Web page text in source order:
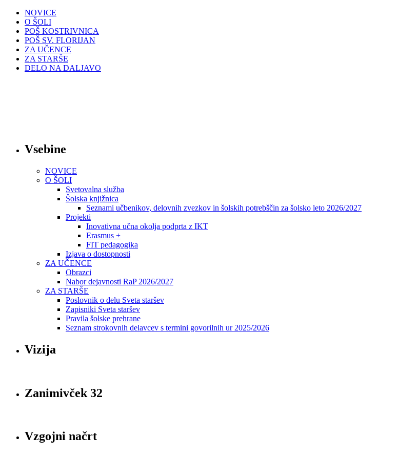
NOVICE
O ŠOLI
POŠ KOSTRIVNICA
POŠ SV. FLORIJAN
ZA UČENCE
ZA STARŠE
DELO NA DALJAVO
Vsebine
NOVICE
O ŠOLI
Svetovalna služba
Šolska knjižnica
Seznami učbenikov, delovnih zvezkov in šolskih potrebščin za šolsko leto 2026/2027
Projekti
Inovativna učna okolja podprta z IKT
Erasmus +
FIT pedagogika
Izjava o dostopnosti
ZA UČENCE
Obrazci
Nabor dejavnosti RaP 2026/2027
ZA STARŠE
Poslovnik o delu Sveta staršev
Zapisniki Sveta staršev
Pravila šolske prehrane
Seznam strokovnih delavcev s termini govorilnih ur 2025/2026
Vizija
Zanimivček 32
Vzgojni načrt